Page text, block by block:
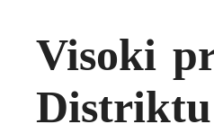
Visoki
Distriktu